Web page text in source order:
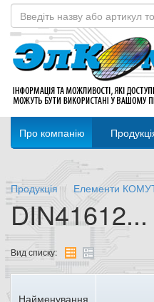
Про компанію
Продукція Елементи
Вид списку:
Найменування